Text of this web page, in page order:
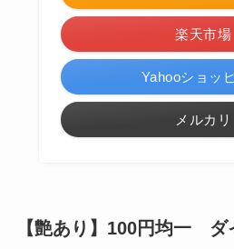
楽天市場
Yahooショッ
メルカリ
【艶あり】100円均一 ダ